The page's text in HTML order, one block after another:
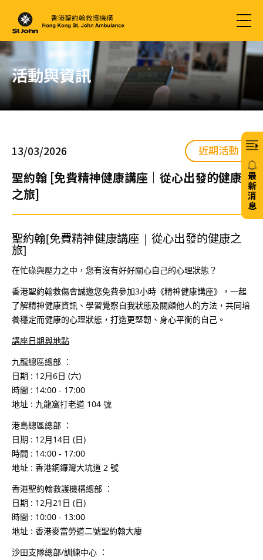
活動與資訊
13/03/2026 近期活動
聖約翰 [免費精神健康講座｜從心出發的健康
之旅]
聖約翰[免費精神健康講座 | 從心出發的健康之
旅]
在忙碌與壓力之中，您有沒有好好關心自己的心理狀態？
香港聖約翰救傷會誠邀您免費參加3小時《精神健康講座》，一起
了解精神健康資訊、學習覺察自我狀態及關顧他人的方法，共同培
養穩定而健康的心理狀態，打造更堅韌、身心平衡的自己。
講座日期與地點
九龍總區總部 ：
日期 : 12月6日 (六)
時間 : 14:00 - 17:00
地址 : 九龍窩打老道 104 號
港島總區總部 ：
日期 : 12月14日 (日)
時間 : 14:00 - 17:00
地址 : 香港銅鑼灣大坑道 2 號
香港聖約翰救護機構總部 ：
日期 : 12月21日 (日)
時間 : 10:00 - 13:00
地址 : 香港麥當勞道二號聖約翰大廔
沙田支隊總部/訓練中心 ：
最
新
消
息